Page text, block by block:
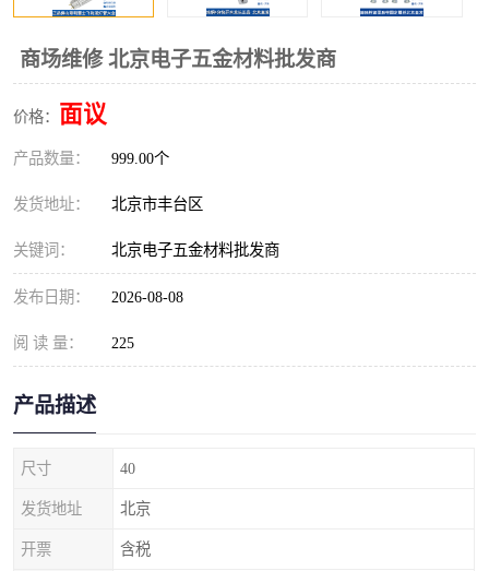
商场维修 北京电子五金材料批发商
价格： 面议
产品数量： 999.00个
发货地址： 北京市丰台区
关键词： 北京电子五金材料批发商
发布日期： 2026-08-08
阅 读 量： 225
产品描述
尺寸 40
发货地址 北京
开票 含税